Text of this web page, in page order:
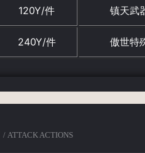
120Y/件 镇天武
240Y/件 傲世特
/ ATTACK ACTIONS